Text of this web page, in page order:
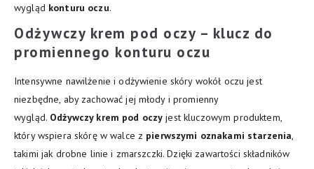
wygląd konturu oczu.
Odżywczy krem pod oczy – klucz do
promiennego konturu oczu
Intensywne nawilżenie i odżywienie skóry wokół oczu jest
niezbędne, aby zachować jej młody i promienny
wygląd. Odżywczy krem pod oczy jest kluczowym produktem,
który wspiera skórę w walce z pierwszymi oznakami starzenia,
takimi jak drobne linie i zmarszczki. Dzięki zawartości składników